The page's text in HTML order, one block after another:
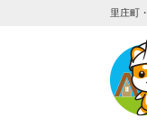
里庄町